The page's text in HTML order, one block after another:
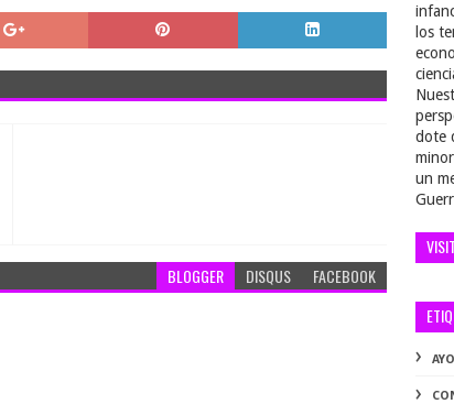
BLOGGER DISQUS FACEBOOK
los
dote
un